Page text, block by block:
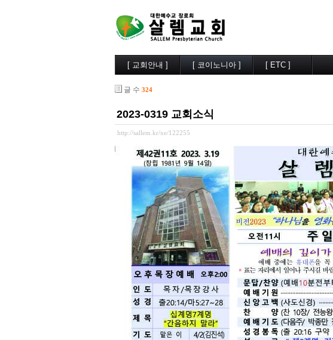
[ 교회안내 ]
예배시간
부교역자
시무장로
[ 코이노니아 ]
살렘목장
목양실
[ ETC ]
글 수 324
2023-0319 교회소식
http://sallem.kr/xe/122255